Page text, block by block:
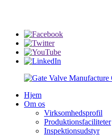
Hjem
Om os
Virksomhedsprofil
Produktionsfaciliteter
Inspektionsudstyr